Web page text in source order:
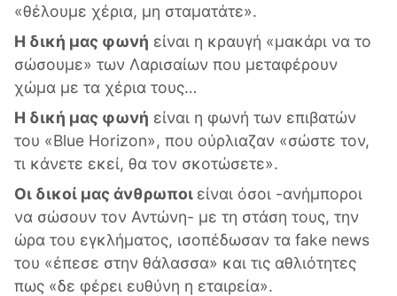
«θέλουμε χέρια, μη σταματάτε».
Η δική μας φωνή είναι η κραυγή «μακάρι να το
σώσουμε» των Λαρισαίων που μεταφέρουν
χώμα με τα χέρια τους…
Η δική μας φωνή είναι η φωνή των επιβατών
του «Blue Horizon», που ούρλιαζαν «σώστε τον,
τι κάνετε εκεί, θα τον σκοτώσετε».
Οι δικοί μας άνθρωποι είναι όσοι -ανήμποροι
να σώσουν τον Αντώνη- με τη στάση τους, την
ώρα του εγκλήματος, ισοπέδωσαν τα fake news
του «έπεσε στην θάλασσα» και τις αθλιότητες
πως «δε φέρει ευθύνη η εταιρεία».